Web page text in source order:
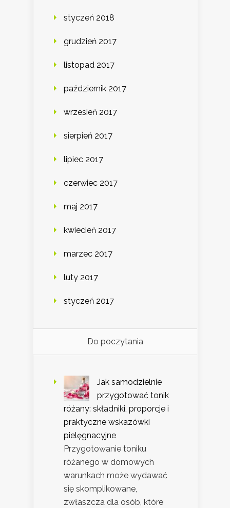
styczeń 2018
grudzień 2017
listopad 2017
październik 2017
wrzesień 2017
sierpień 2017
lipiec 2017
czerwiec 2017
maj 2017
kwiecień 2017
marzec 2017
luty 2017
styczeń 2017
Do poczytania
Jak samodzielnie
przygotować tonik
różany: składniki, proporcje i
praktyczne wskazówki
pielęgnacyjne
Przygotowanie toniku
różanego w domowych
warunkach może wydawać
się skomplikowane,
zwłaszcza dla osób, które